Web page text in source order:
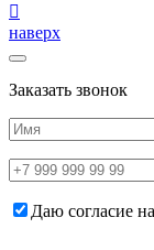
наверх
Заказать звонок
Даю согласие на